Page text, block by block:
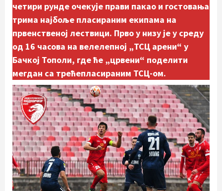
четири рунде очекује прави пакао и гостовања
трима најбоље пласираним екипама на
првенственој лествици. Прво у низу је у среду
од 16 часова на велелепној „ТСЦ арени“ у
Бачкој Тополи, где ће „црвени“ поделити
мегдан са трећепласираним ТСЦ-ом.